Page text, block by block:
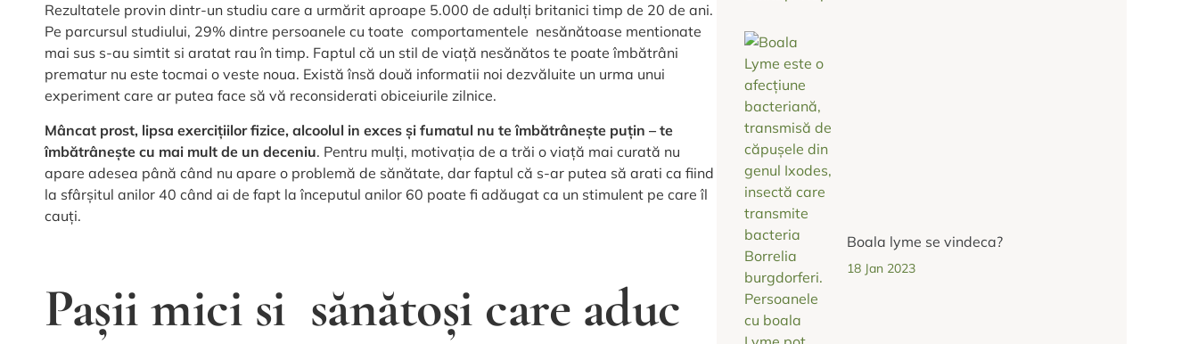
Rezultatele provin dintr-un studiu care a urmărit aproape 5.000 de adulți britanici timp de 20 de ani.
Pe parcursul studiului, 29% dintre persoanele cu toate comportamentele nesănătoase mentionate
mai sus s-au simtit si aratat rau în timp. Faptul că un stil de viață nesănătos te poate îmbătrâni
prematur nu este tocmai o veste noua. Există însă două informatii noi dezvăluite un urma unui
experiment care ar putea face să vă reconsiderati obiceiurile zilnice.
Mâncat prost, lipsa exercițiilor fizice, alcoolul in exces și fumatul nu te îmbătrânește puțin – te
îmbătrânește cu mai mult de un deceniu. Pentru mulți, motivația de a trăi o viață mai curată nu
apare adesea până când nu apare o problemă de sănătate, dar faptul că s-ar putea să arati ca fiind
la sfârșitul anilor 40 când ai de fapt la începutul anilor 60 poate fi adăugat ca un stimulent pe care îl
cauți.
Pașii mici si sănătoși care aduc
Boala lyme se vindeca?
18 Jan 2023